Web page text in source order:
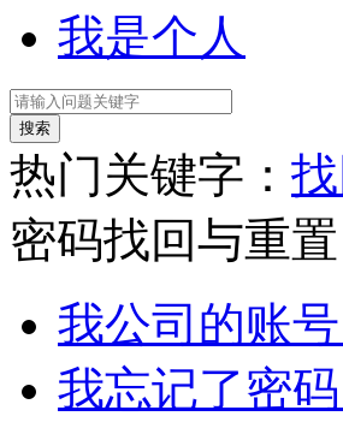
我是个人
热门关键字：
密码找回与重置
我公司的账
我忘记了密